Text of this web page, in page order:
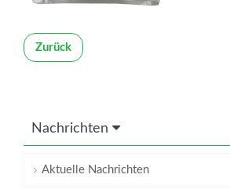
Zurück
Nachrichten
Aktuelle Nachrichten